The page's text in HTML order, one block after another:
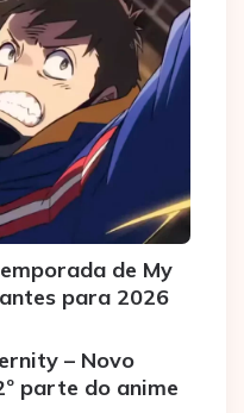
de My
para 2026
– Novo
parte do anime